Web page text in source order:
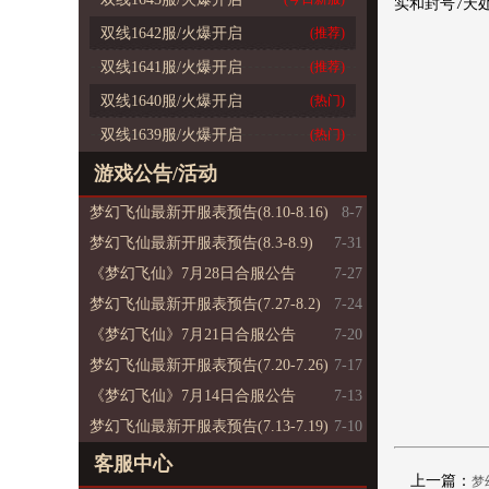
双线1642服/火爆开启 (推荐)
双线1641服/火爆开启 (推荐)
双线1640服/火爆开启 (热门)
双线1639服/火爆开启 (热门)
游戏公告/活动
梦幻飞仙最新开服表预告(8.10-8.16)
8-7
梦幻飞仙最新开服表预告(8.3-8.9)
7-31
《梦幻飞仙》7月28日合服公告
7-27
梦幻飞仙最新开服表预告(7.27-8.2)
7-24
《梦幻飞仙》7月21日合服公告
7-20
梦幻飞仙最新开服表预告(7.20-7.26) 7-17
《梦幻飞仙》7月14日合服公告
7-13
梦幻飞仙最新开服表预告(7.13-7.19) 7-10
客服中心
实和封号7天
上一篇： 梦